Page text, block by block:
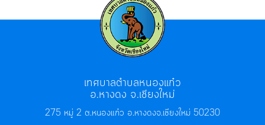
275 หมู่ 2 ต.หนองแก๋ว อ.หางดงจ.เชียงใหม่ 50230
เทศบาลตำบลหนองแก๋ว
อ.หางดง จ.เชียงใหม่